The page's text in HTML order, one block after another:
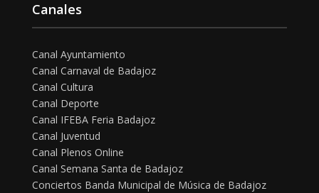
Canales
Canal Ayuntamiento
Canal Carnaval de Badajoz
Canal Cultura
Canal Deporte
Canal IFEBA Feria Badajoz
Canal Juventud
Canal Plenos Online
Canal Semana Santa de Badajoz
Conciertos Banda Municipal de Música de Badajoz